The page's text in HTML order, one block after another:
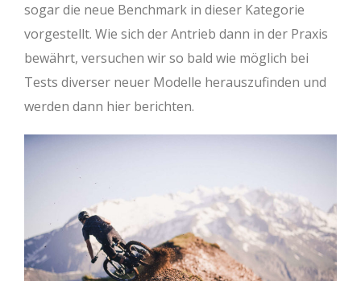
sogar die neue Benchmark in dieser Kategorie
vorgestellt. Wie sich der Antrieb dann in der Praxis
bewährt, versuchen wir so bald wie möglich bei
Tests diverser neuer Modelle herauszufinden und
werden dann hier berichten.